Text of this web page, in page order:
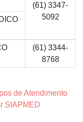
(61) 3347-
5092
(61) 3344-
8768
de Atendimento
SIAPMED